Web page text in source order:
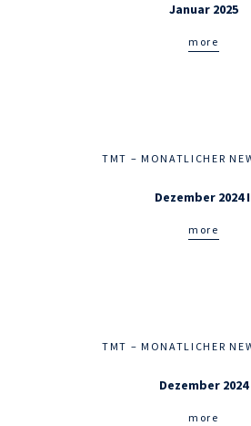
Januar 2025
more
TMT – MONATLICHER
Dezember 2024
more
TMT – MONATLICHER
Dezember 2024
more